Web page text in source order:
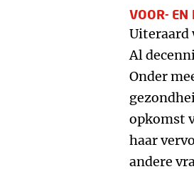
VOOR- EN
Uiteraard
Al
Onder
opkomst
haar
andere